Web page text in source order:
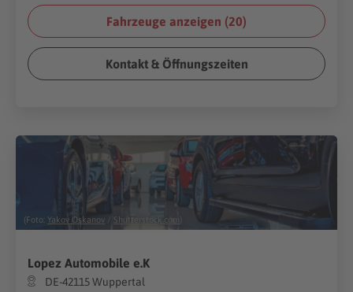
Fahrzeuge anzeigen (20)
Kontakt & Öffnungszeiten
(Foto: Yakov Oskanov / Shutterstock.com
Lopez Automobile e.K
DE-42115 Wuppertal